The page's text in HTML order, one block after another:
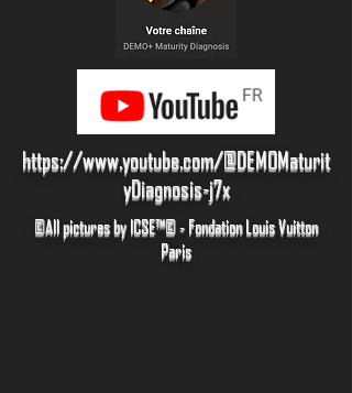
https://www.youtube.com/@DEMOMaturit
yDiagnosis-j7x
©All pictures by ICSE™© - Fondation Louis Vuitton
Paris